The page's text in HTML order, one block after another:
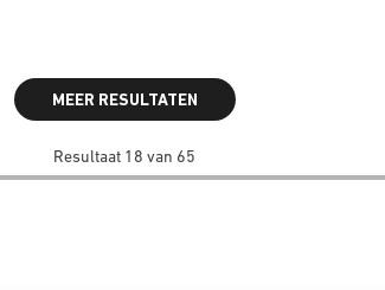
MEER RESULTATEN
Resultaat 18 van 65